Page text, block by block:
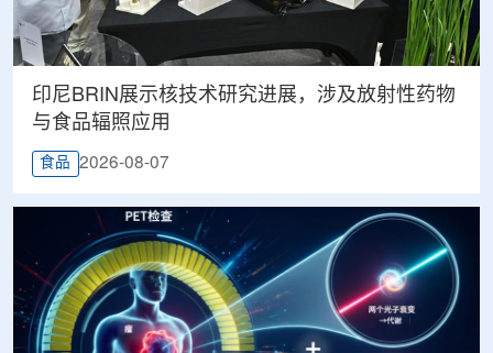
印尼BRIN展示核技术研究进展，涉及放射性药物
与食品辐照应用
食品 2026-08-07